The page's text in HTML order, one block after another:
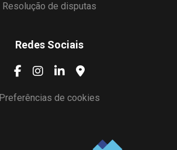
Resolução de disputas
Redes Sociais
Preferências de cookies